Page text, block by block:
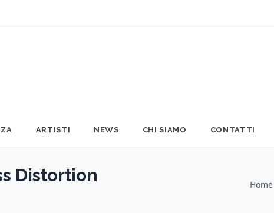
ARTISTI NEWS CHI SIAMO CONTATTI
Distortion Home